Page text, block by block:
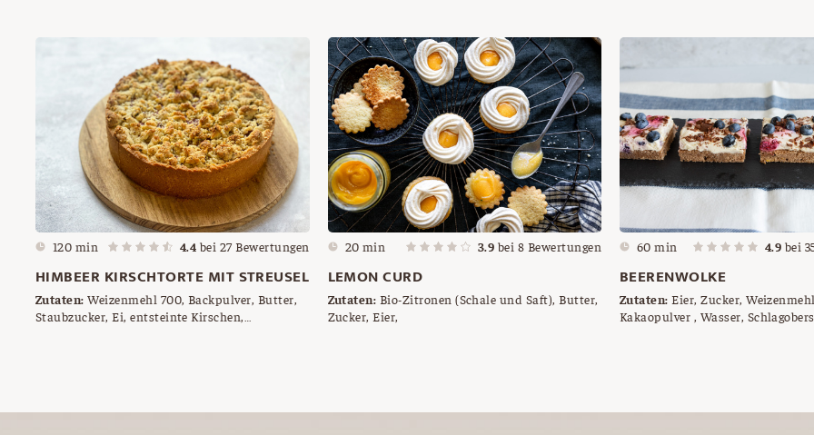
120 min 4.4 bei 27Bewertungen
HIMBEER KIRSCHTORTE MIT STREUSEL
Zutaten: Weizenmehl 700, Backpulver, Butter,
Staubzucker, Ei, entsteinte Kirschen,
20 min 3.9 bei 8 Bewertungen
LEMON CURD
Zutaten: Bio-Zitronen (Schale und Saft), Butter,
Zucker, Eier,
60 min 4.9 bei
BEERENWOLKE
Zutaten: Eier, Zucker,
Kakaopulver , Wasser,